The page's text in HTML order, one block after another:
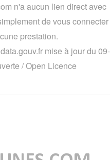
n'a aucun lien direct avec
de vous connecter
prestation.
mise à jour du 09-
/ Open Licence